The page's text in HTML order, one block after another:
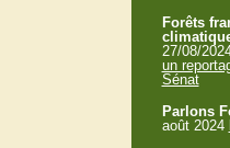
Forêts
27/08/
un
Sénat
Parlons
août 2024